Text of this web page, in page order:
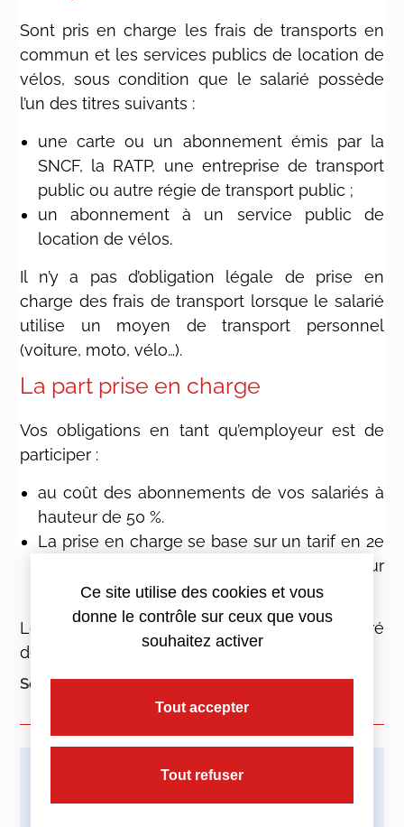
Sont pris en charge les frais de transports en
commun et les services publics de location de
vélos, sous condition que le salarié possède
l’un des titres suivants :
une carte ou un abonnement émis par la
SNCF, la RATP, une entreprise de transport
public ou autre régie de transport public ;
un abonnement à un service public de
location de vélos.
Il n’y a pas d’obligation légale de prise en
charge des frais de transport lorsque le salarié
utilise un moyen de transport personnel
(voiture, moto, vélo…).
La part prise en charge
Vos obligations en tant qu’employeur est de
participer :
au coût des abonnements de vos salariés à
hauteur de 50 %.
La prise en charge se base sur un tarif en 2e
classe, pour le trajet le plus court entre leur
résidence et leur lieu de travail.
Le montant des prises en charge est exonéré
de cotisations sociales.
Sources :Code du travail
Ce site utilise des cookies et vous
donne le contrôle sur ceux que vous
souhaitez activer
Tout accepter
Tout refuser